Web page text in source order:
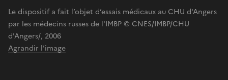
Le dispositif a fait l’objet d’essais médicaux au CHU d'Angers
par les médecins russes de l'IMBP © CNES/IMBP/CHU
d'Angers/, 2006
Agrandir l'image